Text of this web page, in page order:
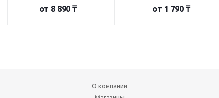
от 8 890 ₸ от 1 790 ₸
О компании